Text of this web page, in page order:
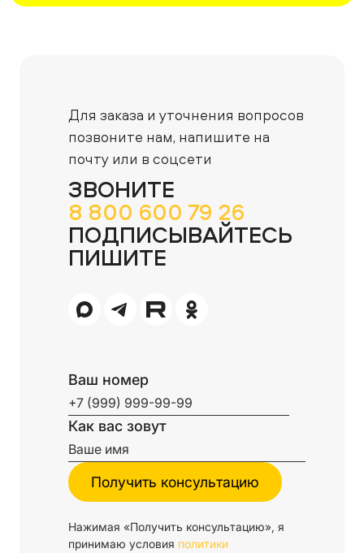
Для заказа и уточнения вопросов
позвоните нам, напишите на
почту или в соцсети
ЗВОНИТЕ
8 800 600 79 26
ПОДПИСЫВАЙТЕСЬ
ПИШИТЕ
Ваш номер
Как вас зовут
Нажимая «Получить консультацию», я
принимаю условия политики